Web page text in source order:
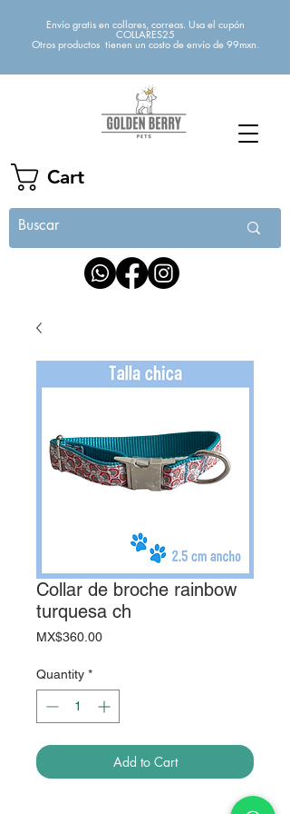
Cart
Envío gratis en collares, correas. Usa el cupón
COLLARES25
Otros productos tienen un costo de envío de 99mxn.
Collar de broche rainbow
turquesa ch
MX$360.00Price
Quantity *
Add to Cart